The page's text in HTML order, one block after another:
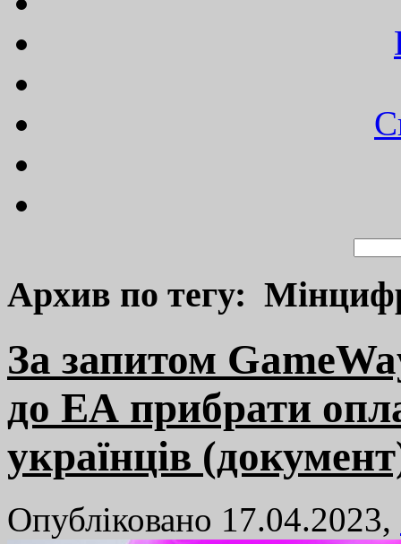
Архив по тегу:
За запитом
до ЕА прибрати
українців
Опубліковано 17.04.2023,